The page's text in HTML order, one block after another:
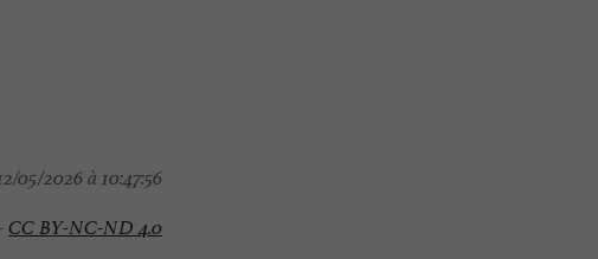
05/2026 à 10:47:56
CC BY-NC-ND 4.0